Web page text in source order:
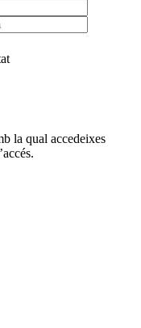
la qual accedeixes